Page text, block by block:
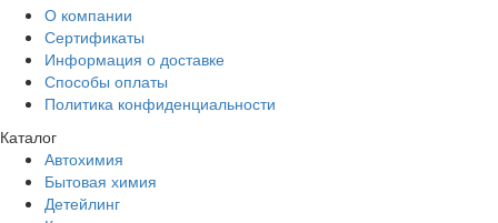
О компании
Сертификаты
Информация о доставке
Способы оплаты
Политика конфиденциальности
Каталог
Автохимия
Бытовая химия
Детейлинг